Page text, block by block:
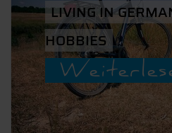
LIVING IN
HOBBIES